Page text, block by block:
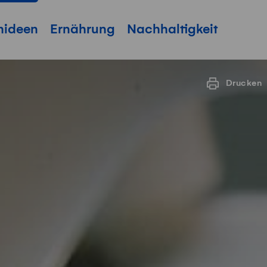
Ernährung Nachhaltigkeit
Drucken